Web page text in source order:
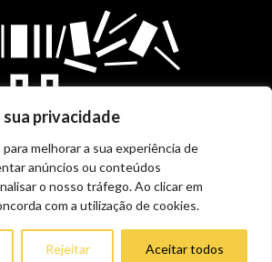
privacidade
melhorar a sua experiência de
anúncios ou conteúdos
o nosso tráfego. Ao clicar em
com a utilização de cookies.
Rejeitar Aceitar todos